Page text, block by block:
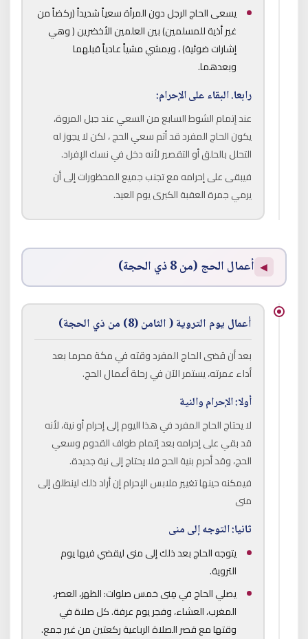
يسعى الحاج الرجل دون المرأة سعياً شديداً (ركضاً من
غير أذية للمسلمين) بين العلمين الأخضرين ( وهي
إشارات ضوئية) ، ويمشي مشياً عادياً قبلهما
وبعدهما.
رابعا.البقاء على الإحرام:
عند إتمام الشوط السابع من السعي عند جبل المروة،
يكون الحاج المفرد قد أتم سعي الحج ، لكن لا يجوز له
التحلل بالحلق أو التقصير لأنه دخل في نسك الإفراد.
فيبقى على إحرامه مع تجنب جميع المحظورات إلى أن
يرمي جمرة العقبة الكبرى يوم العيد.
◀ أعمال الحج (من 8 ذي الحجة)
أعمال يوم التروية ( الثامن (8) من ذي الحجة)
بعد أن قضى الحاج المفرد وقته في مكة محرما بعد
أداء عمرته، يستمر الآن في رحلة أعمال الحج.
أولا: الإحرام والنية
لا يحتاج الحاج المفرد في هذا اليوم إلى إحرام أو نية، لأنه
قد بقي على إحرامه بعد إتمام طواف القدوم وسعي
الحج، وقد أحرم بنية الحج فلا يحتاج إلى نية جديدة.
فيمكنه حينها تغيير ملابس الإحرام إن أراد ذلك لينطلق إلى
منى
ثانيا: التوجه إلى منى
يتوجه الحاج بعد ذلك إلى منى ليقضي فيها يوم
التروية.
يصلي الحاج في مِنى خمس صلوات: الظهر، العصر،
المغرب، العشاء، وفجر يوم عرفة. كل صلاة في
وقتها مع قصر الصلاة الرباعية ركعتين من غير جمع.